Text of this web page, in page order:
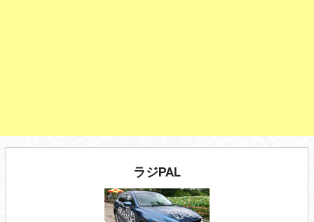
ラジPAL